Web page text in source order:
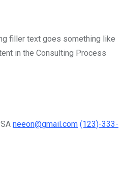
filler text goes something like
in the Consulting Process
neeon@gmail.com (123)-333-